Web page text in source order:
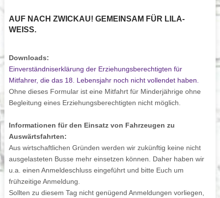
AUF NACH ZWICKAU! GEMEINSAM FÜR LILA-
WEISS.
Downloads:
Einverständniserklärung der Erziehungsberechtigten für
Mitfahrer, die das 18. Lebensjahr noch nicht vollendet haben.
Ohne dieses Formular ist eine Mitfahrt für Minderjährige ohne
Begleitung eines Erziehungsberechtigten nicht möglich.
Informationen für den Einsatz von Fahrzeugen zu
Auswärtsfahrten:
Aus wirtschaftlichen Gründen werden wir zukünftig keine nicht
ausgelasteten Busse mehr einsetzen können. Daher haben wir
u.a. einen Anmeldeschluss eingeführt und bitte Euch um
frühzeitige Anmeldung.
Sollten zu diesem Tag nicht genügend Anmeldungen vorliegen,